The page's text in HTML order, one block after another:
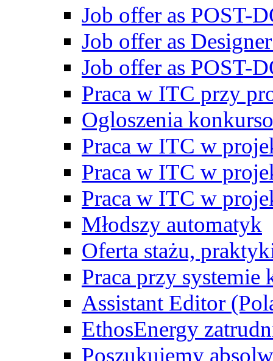
Job offer as POST-
Job offer as
Job offer as POST-
Praca w ITC przy
Ogloszenia
Praca w ITC w
Praca w ITC w
Praca w ITC w
Młodszy automatyk
Oferta stażu,
Praca przy
Assistant Editor
EthosEnergy
Poszukujemy